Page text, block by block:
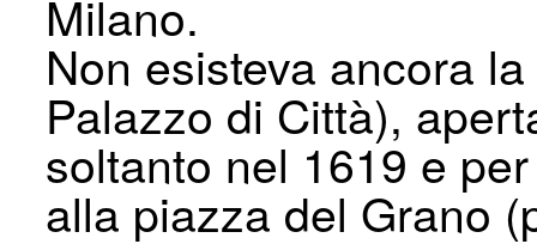
Milano.
Non esisteva ancora
Palazzo di Città),
soltanto nel 1619 e
alla piazza del Grano